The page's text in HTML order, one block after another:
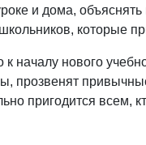
и дома,
которые
началу нового
прозвенят
пригодится всем,